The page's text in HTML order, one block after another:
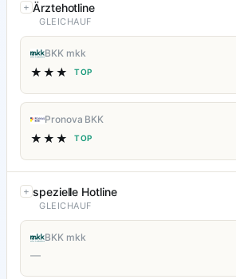
Ärztehotline
GLEICHAUF
BKK mkk
★★★ TOP
Pronova BKK
★★★ TOP
spezielle Hotline
GLEICHAUF
BKK mkk
—